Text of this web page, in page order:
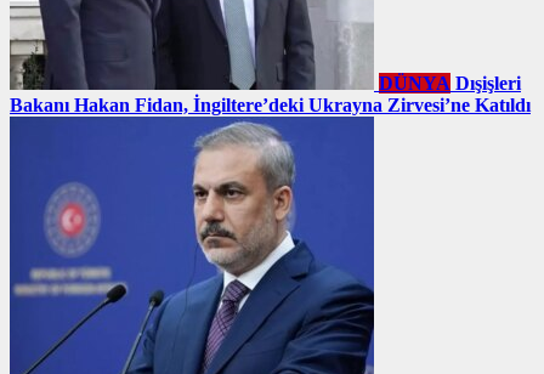
DÜNYA Dışişleri
Bakanı Hakan Fidan, İngiltere’deki Ukrayna Zirvesi’ne Katıldı